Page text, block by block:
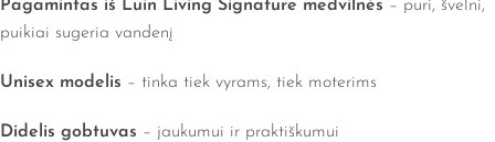
Pagamintas iš Luin Living Signature medvilnės – puri, švelni,
puikiai sugeria vandenį
Unisex modelis – tinka tiek vyrams, tiek moterims
Didelis gobtuvas – jaukumui ir praktiškumui